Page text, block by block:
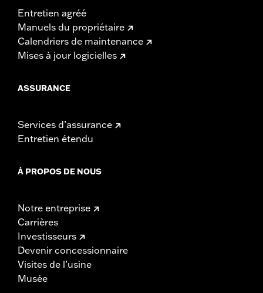
Entretien agréé
Manuels du propriétaire
Calendriers de maintenance
Mises à jour logicielles
ASSURANCE
Services d’assurance
Entretien étendu
À PROPOS DE NOUS
Notre entreprise
Carrières
Investisseurs
Devenir concessionnaire
Visites de l’usine
Musée